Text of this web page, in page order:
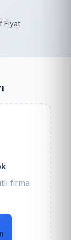
Fiyat
firma